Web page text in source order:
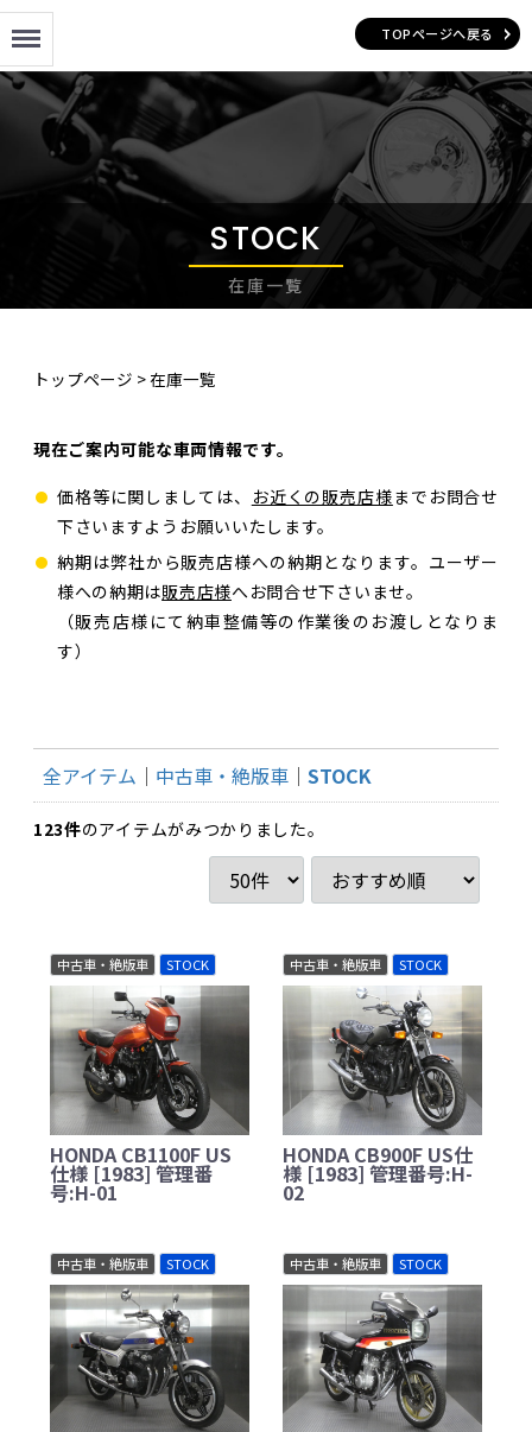
STOCK
在庫一覧
トップページ >在庫一覧
現在ご案内可能な車両情報です。
価格等に関しましては、
お近くの販売店様までお問合せ
下さいますようお願いいたします。
納期は弊社から販売店様への納期となります。ユーザー
様への納期は販売店様へお問合せ下さいませ。
（販売店様にて納車整備等の作業後のお渡しとなりま
す）
全アイテム 中古車・絶版車 STOCK
123件のアイテムがみつかりました。
中古車・絶版車 STOCK
HONDA CB1100F US
仕様 [1983] 管理番
号:H-01
中古車・絶版車 STOCK
HONDA CB900F US仕
様 [1983] 管理番号:H-
02
中古車・絶版車 STOCK 中古車・絶版車 STOCK
TOPページへ戻る